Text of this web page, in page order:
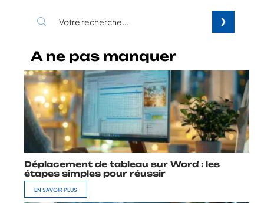
A ne pas manquer
Déplacement de tableau sur Word : les
étapes simples pour réussir
EN SAVOIR PLUS